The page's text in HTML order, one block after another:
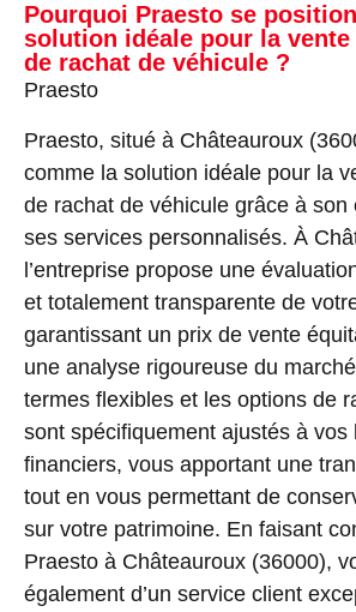
Pourquoi Praesto se
solution idéale pour la
de rachat de véhicule ?
Praesto
Praesto, situé à Châteauroux
comme la solution idéale pour la
de rachat de véhicule grâce à son
ses services personnalisés. À
l’entreprise propose une
et totalement transparente de
garantissant un prix de vente
une analyse rigoureuse du
termes flexibles et les options de
sont spécifiquement ajustés à vos
financiers, vous apportant une
tout en vous permettant de
sur votre patrimoine. En faisant
Praesto à Châteauroux (36000),
également d’un service client